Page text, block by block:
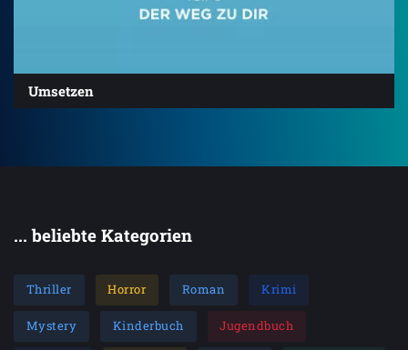
Umsetzen
... beliebte Kategorien
Thriller Horror Roman Krimi
Mystery Kinderbuch Jugendbuch